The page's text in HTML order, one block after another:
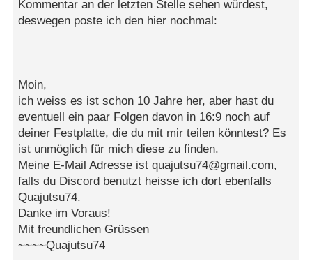
Kommentar an der letzten Stelle sehen würdest,
deswegen poste ich den hier nochmal:
Moin,
ich weiss es ist schon 10 Jahre her, aber hast du
eventuell ein paar Folgen davon in 16:9 noch auf
deiner Festplatte, die du mit mir teilen könntest? Es
ist unmöglich für mich diese zu finden.
Meine E-Mail Adresse ist quajutsu74@gmail.com,
falls du Discord benutzt heisse ich dort ebenfalls
Quajutsu74.
Danke im Voraus!
Mit freundlichen Grüssen
~~~~Quajutsu74